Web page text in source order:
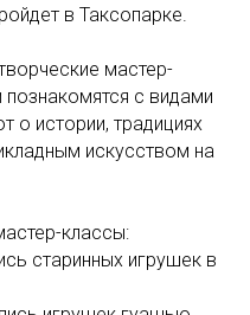
в Таксопарке.
мастер-
познакомятся с видами
о истории, традициях
искусством на
классы:
старинных игрушек в